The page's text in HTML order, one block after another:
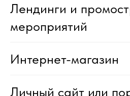
Лендинги и
мероприятий
Интернет-магазин
Личный сайт или